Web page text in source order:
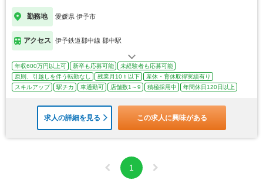
勤務地 愛媛県 伊予市
アクセス 伊予鉄道郡中線 郡中駅
年収600万円以上可 新卒も応募可能
未経験者も応募可能
原則、引越しを伴う転勤なし
残業月10ｈ以下
産休・育休取得実績有り
スキルアップ
駅チカ 車通勤可 店舗数1～9 積極採用中 年間休日120日以上
求人の詳細を見る この求人に興味がある
1